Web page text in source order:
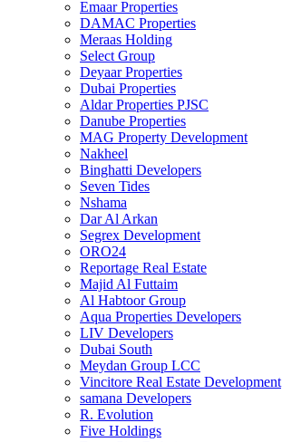
Emaar Properties
DAMAC Properties
Meraas Holding
Select Group
Deyaar Properties
Dubai Properties
Aldar Properties PJSC
Danube Properties
MAG Property Development
Nakheel
Binghatti Developers
Seven Tides
Nshama
Dar Al Arkan
Segrex Development
ORO24
Reportage Real Estate
Majid Al Futtaim
Al Habtoor Group
Aqua Properties Developers
LIV Developers
Dubai South
Meydan Group LCC
Vincitore Real Estate Development
samana Developers
R. Evolution
Five Holdings